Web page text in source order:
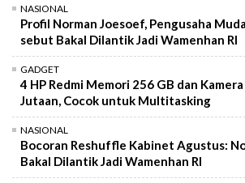
NASIONAL
Profil Norman Joesoef, Pengusaha
sebut Bakal Dilantik Jadi Wamenhan RI
GADGET
4 HP Redmi Memori 256 GB dan
Jutaan, Cocok untuk Multitasking
NASIONAL
Bocoran Reshuffle Kabinet Agustus:
Bakal Dilantik Jadi Wamenhan RI